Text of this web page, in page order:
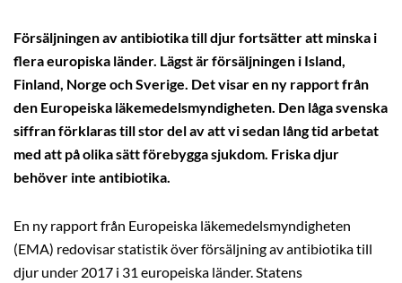
Försäljningen av antibiotika till djur fortsätter att minska i
flera europiska länder. Lägst är försäljningen i Island,
Finland, Norge och Sverige. Det visar en ny rapport från
den Europeiska läkemedelsmyndigheten. Den låga svenska
siffran förklaras till stor del av att vi sedan lång tid arbetat
med att på olika sätt förebygga sjukdom. Friska djur
behöver inte antibiotika.
En ny rapport från Europeiska läkemedelsmyndigheten
(EMA) redovisar statistik över försäljning av antibiotika till
djur under 2017 i 31 europeiska länder. Statens